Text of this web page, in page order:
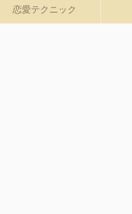
恋愛テクニック